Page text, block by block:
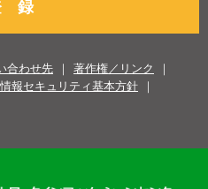
録
合わせ先
著作権／リンク
報セキュリティ基本方針